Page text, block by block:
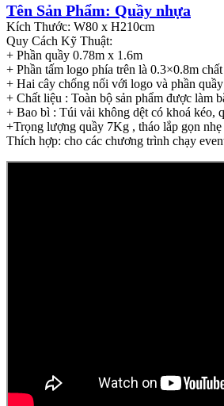
Tên Sản Phẩm: Quầy nhựa
Kích Thước: W80 x H210cm
Quy Cách Kỹ Thuật:
+ Phần quầy 0.78m x 1.6m
+ Phần tấm logo phía trên là 0.3×0.8m
+ Hai cây chống nối với logo và phần
+ Chất liệu : Toàn bộ sản phẩm được làm
+ Bao bì : Túi vải không dệt có khoá kéo,
+Trọng lượng quầy 7Kg , tháo lắp gọn
Thích hợp: cho các chương trình chạy